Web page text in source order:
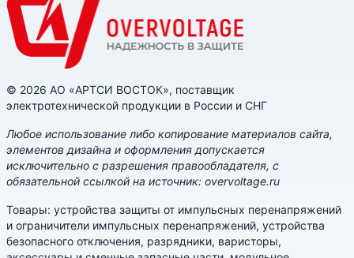
© 2026 АО «АРТСИ ВОСТОК», поставщик
электротехнической продукции в России и СНГ
Любое использование либо копирование материалов сайта,
элементов дизайна и оформления допускается
исключительно с разрешения правообладателя, с
обязательной ссылкой на источник: overvoltage.ru
Товары: устройства защиты от импульсных перенапряжений
и ограничители импульсных перенапряжений, устройства
безопасного отключения, разрядники, варисторы,